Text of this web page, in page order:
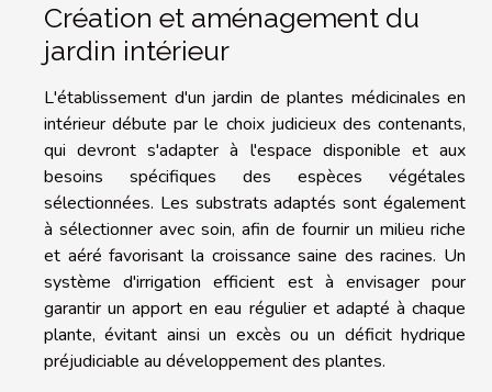
Création et aménagement du
jardin intérieur
L'établissement d'un jardin de plantes médicinales en
intérieur débute par le choix judicieux des contenants,
qui devront s'adapter à l'espace disponible et aux
besoins spécifiques des espèces végétales
sélectionnées. Les substrats adaptés sont également
à sélectionner avec soin, afin de fournir un milieu riche
et aéré favorisant la croissance saine des racines. Un
système d'irrigation efficient est à envisager pour
garantir un apport en eau régulier et adapté à chaque
plante, évitant ainsi un excès ou un déficit hydrique
préjudiciable au développement des plantes.